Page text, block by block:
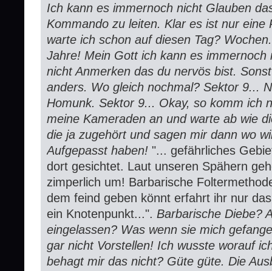
Ich kann es immernoch nicht Glauben
Kommando zu leiten. Klar es ist nur eine
warte ich schon auf diesen Tag?
Jahre! Mein Gott ich kann es
nicht Anmerken das du nervös bist.
anders. Wo gleich nochmal? Sektor 9...
Homunk. Sektor 9... Okay, so komm ich
meine Kameraden an und warte ab wie
die ja zugehört und sagen mir dann wo
Aufgepasst haben! "... gefährliches
dort gesichtet. Laut unseren Spähern
zimperlich um! Barbarische
dem feind geben könnt erfahrt ihr nur
ein Knotenpunkt...". Barbarische Diebe?
eingelassen? Was wenn sie mich
gar nicht Vorstellen! Ich wusste worauf
behagt mir das nicht? Güte güte. Die